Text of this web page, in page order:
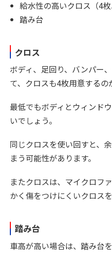
給水性の高いクロス（4枚
踏み台
クロス
ボディ、足回り、バンパー
て、クロスも4枚用意するの
最低でもボディとウィンド
いでしょう。
同じクロスを使い回すと、
まう可能性があります。
またクロスは、マイクロフ
かく傷をつけにくいクロス
踏み台
車高が高い場合は、踏み台